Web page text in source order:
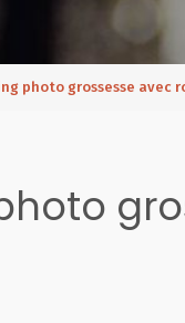
photo grossesse avec